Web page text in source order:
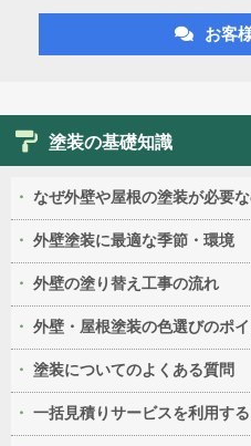
お客
塗装の基礎知識
なぜ外壁や屋根の塗装が必要な
外壁塗装に最適な季節・環境
外壁の塗り替え工事の流れ
外壁・屋根塗装の色選びのポ
塗装についてのよくある質問
一括見積りサービスを利用す